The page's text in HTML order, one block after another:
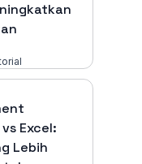
Excel:
Lebih